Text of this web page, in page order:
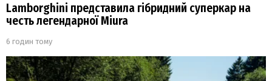
Lamborghini представила гібридний суперкар на
честь легендарної Miura
6 годин тому